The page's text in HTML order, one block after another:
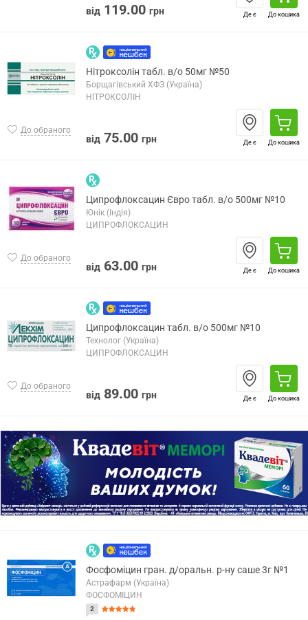
від 119.00 грн Де є До кошика
До обраного
Нітроксолін табл. в/о 50мг №50
Борщагівський ХФЗ (Україна)
НІТРОКСОЛІН
від 75.00 грн Де є До кошика
До обраного
Ципрофлоксацин Євро табл. в/о 500мг №10
Юнік (Індія)
ЦИПРОФЛОКСАЦИН
від 63.00 грн Де є До кошика
До обраного
Ципрофлоксацин табл. в/о 500мг №10
Технолог (Україна)
ЦИПРОФЛОКСАЦИН
від 89.00 грн Де є До кошика
Фосфоміцин гран. д/оральн. р-ну саше 3г №1
Астрафарм (Україна)
ФОСФОМІЦИН
2